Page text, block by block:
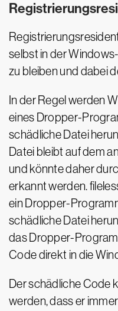
selbst in der
zu bleiben und dabei
In der Regel werden
eines Dropper-
schädliche Datei
Datei bleibt auf dem
und könnte daher
erkannt werden.
ein Dropper-
schädliche Datei
das Dropper-
Code direkt in die
Der schädliche Code
werden, dass er